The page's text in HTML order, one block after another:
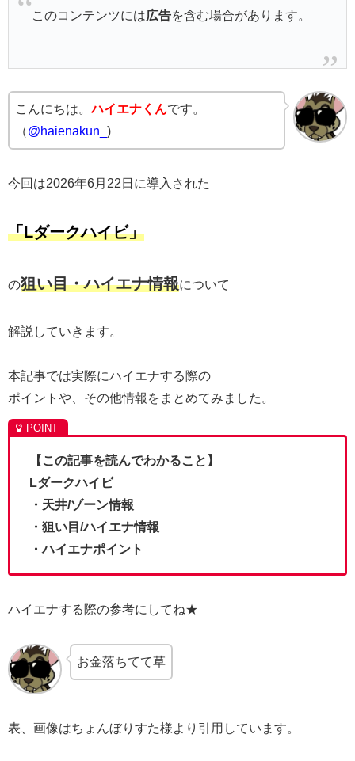
このコンテンツには広告を含む場合があります。
こんにちは。ハイエナくんです。
（@haienakun_ )
今回は2026年6月22日に導入された
「Lダークハイビ」
の狙い目・ハイエナ情報について
解説していきます。
本記事では実際にハイエナする際の
ポイントや、その他情報をまとめてみました。
【この記事を読んでわかること】
Lダークハイビ
・天井/ゾーン情報
・狙い目/ハイエナ情報
・ハイエナポイント
ハイエナする際の参考にしてね★
お金落ちてて草
表、画像はちょんぼりすた様より引用しています。